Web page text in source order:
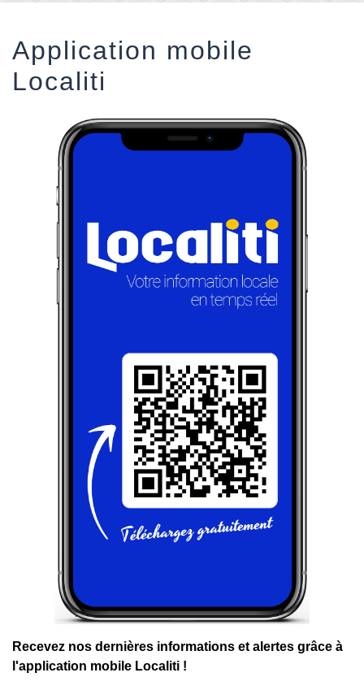
Application mobile
Localiti
Recevez nos dernières informations et alertes grâce à
l'application mobile Localiti !